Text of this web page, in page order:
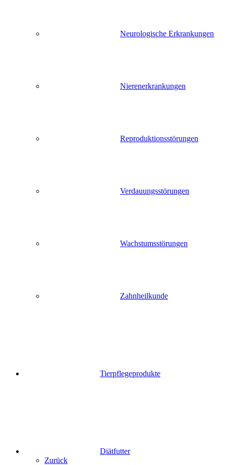
Neurologische Erkrankungen
Nierenerkrankungen
Reproduktionsstörungen
Verdauungsstörungen
Wachstumsstörungen
Zahnheilkunde
Tierpflegeprodukte
Diätfutter
Zurück